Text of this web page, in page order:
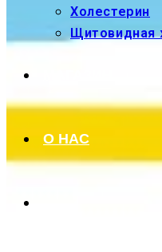
Холестерин
Щитовидная
О НАС